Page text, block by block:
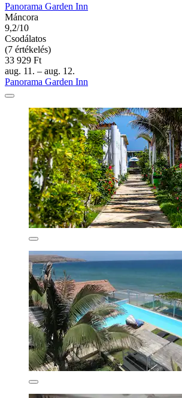
Panorama Garden Inn
Máncora
9,2/10
Csodálatos
(7 értékelés)
33 929 Ft
aug. 11. – aug. 12.
Panorama Garden Inn